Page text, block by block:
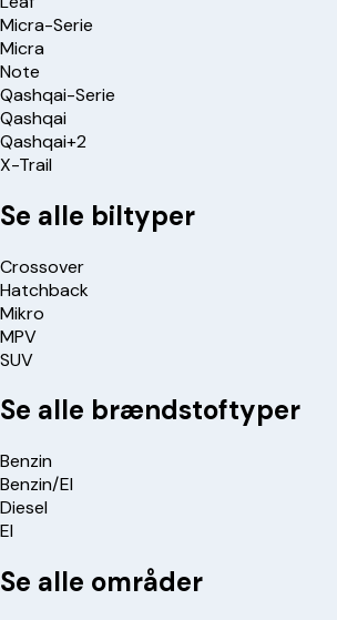
Micra-Serie
Micra
Note
Qashqai-Serie
Qashqai
Qashqai+2
X-Trail
Se alle biltyper
Crossover
Hatchback
Mikro
MPV
SUV
Se alle brændstoftyper
Benzin
Benzin/El
Diesel
El
Se alle områder